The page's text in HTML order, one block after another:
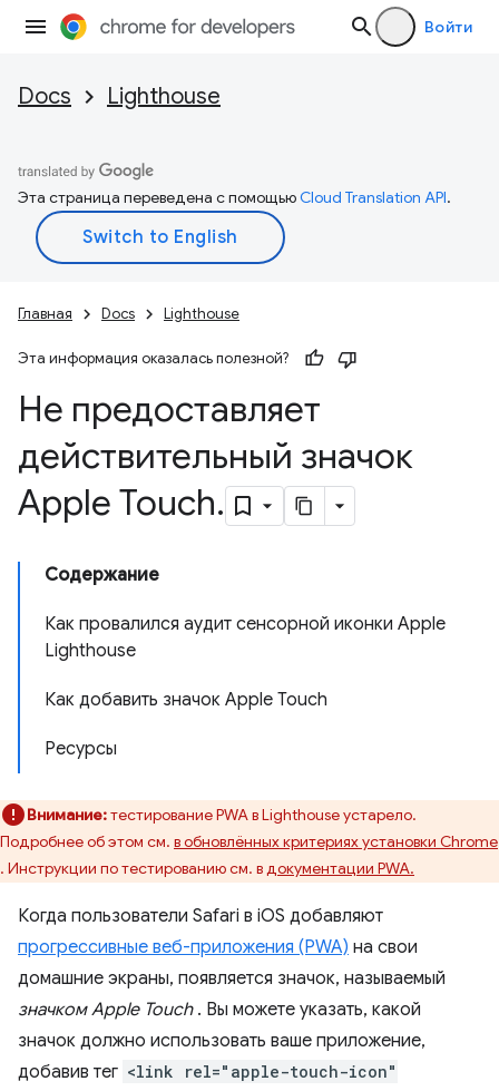
Войти
Docs Lighthouse
Эта страница переведена с помощьюCloud Translation API.
Главная Docs Lighthouse
Эта информация оказалась полезной?
Не предоставляет
действительный значок
Apple Touch.
Содержание
Как провалился аудит сенсорной иконки Apple
Lighthouse
Как добавить значок Apple Touch
Ресурсы
Внимание:тестирование PWA в Lighthouse устарело.
Подробнее об этом см. в обновлённых критериях установки Chrome
. Инструкции по тестированию см. вдокументации PWA.
Когда пользователи Safari в iOS добавляют
прогрессивные веб-приложения (PWA) на свои
домашние экраны, появляется значок, называемый
значком Apple Touch. Вы можете указать, какой
значок должно использовать ваше приложение,
добавив тег <link rel="apple-touch-icon"